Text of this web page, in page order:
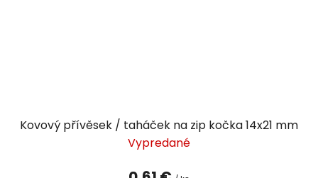
Kovový přívěsek / taháček na zip kočka 14x21 mm
Vypredané